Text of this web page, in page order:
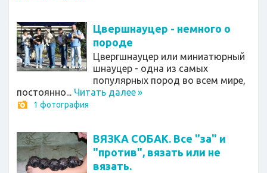
Цвершнауцер - немного о
породе
Цвергшнауцер или миниатюрный
шнауцер - одна из самых
популярных пород во всем мире,
постоянно... Читать далее»
1 фотография
ВЯЗКА СОБАК. Все "за" и
"против", вязать или не
вязать.